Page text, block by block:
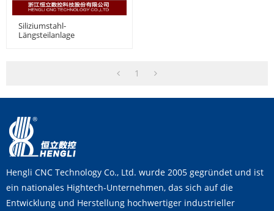
Siliziumstahl-
Längsteilanlage
1
Hengli CNC Technology Co., Ltd. wurde 2005 gegründet und ist
ein nationales Hightech-Unternehmen, das sich auf die
Entwicklung und Herstellung hochwertiger industrieller